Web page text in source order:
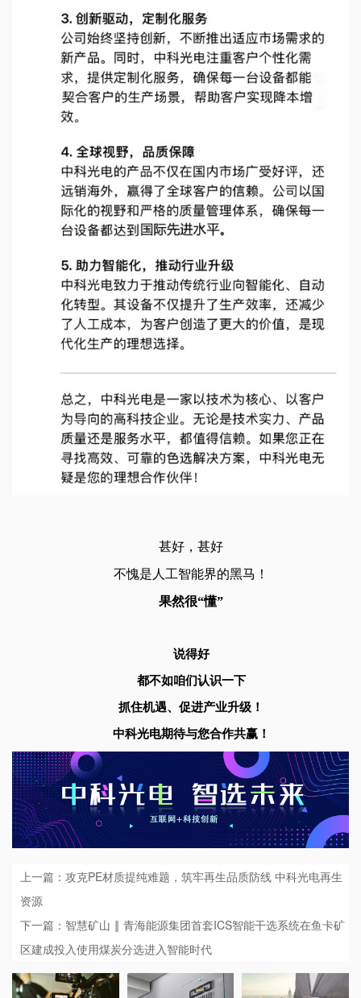
甚好，甚好
不愧是人工智能界的黑马！
果然很“懂”
说得好
都不如咱们认识一下
抓住机遇、促进产业升级！
中科光电期待与您合作共赢！
上一篇：攻克PE材质提纯难题，筑牢再生品质防线 中科光电再生
资源
下一篇：智慧矿山 ‖ 青海能源集团首套ICS智能干选系统在鱼卡矿
区建成投入使用煤炭分选进入智能时代